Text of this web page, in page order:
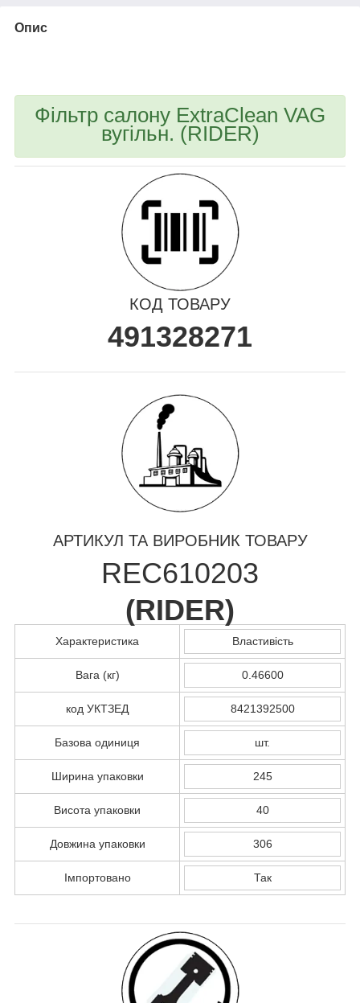
Опис
Фільтр салону ExtraClean VAG
вугільн. (RIDER)
КОД ТОВАРУ
491328271
АРТИКУЛ ТА ВИРОБНИК ТОВАРУ
REC610203
(RIDER)
Характеристика Властивість
Вага (кг) 0.46600
код УКТЗЕД 8421392500
Базова одиниця шт.
Ширина упаковки 245
Висота упаковки 40
Довжина упаковки 306
Імпортовано Так